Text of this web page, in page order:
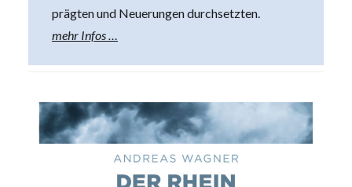
prägten und Neuerungen durchsetzten.
mehr Infos …